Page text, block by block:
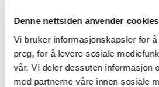
Denne nettsiden anvender cookies
Vi bruker informasjonskapsler for
preg, for å levere sosiale
vår. Vi deler dessuten informasjon
med partnerne våre innen sosiale